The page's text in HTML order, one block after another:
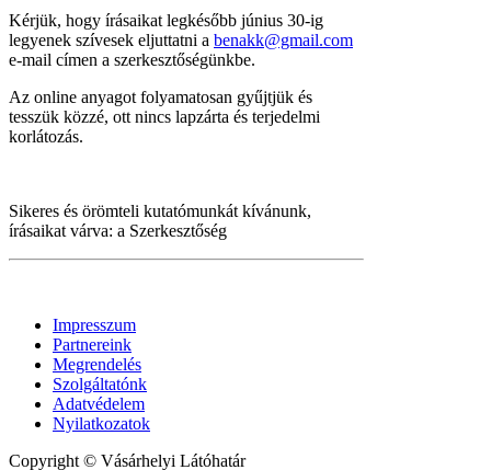
Kérjük, hogy írásaikat legkésőbb június 30-ig
legyenek szívesek eljuttatni a benakk@gmail.com
e-mail címen a szerkesztőségünkbe.
Az online anyagot folyamatosan gyűjtjük és
tesszük közzé, ott nincs lapzárta és terjedelmi
korlátozás.
Sikeres és örömteli kutatómunkát kívánunk,
írásaikat várva: a Szerkesztőség
Impresszum
Partnereink
Megrendelés
Szolgáltatónk
Adatvédelem
Nyilatkozatok
Copyright © Vásárhelyi Látóhatár